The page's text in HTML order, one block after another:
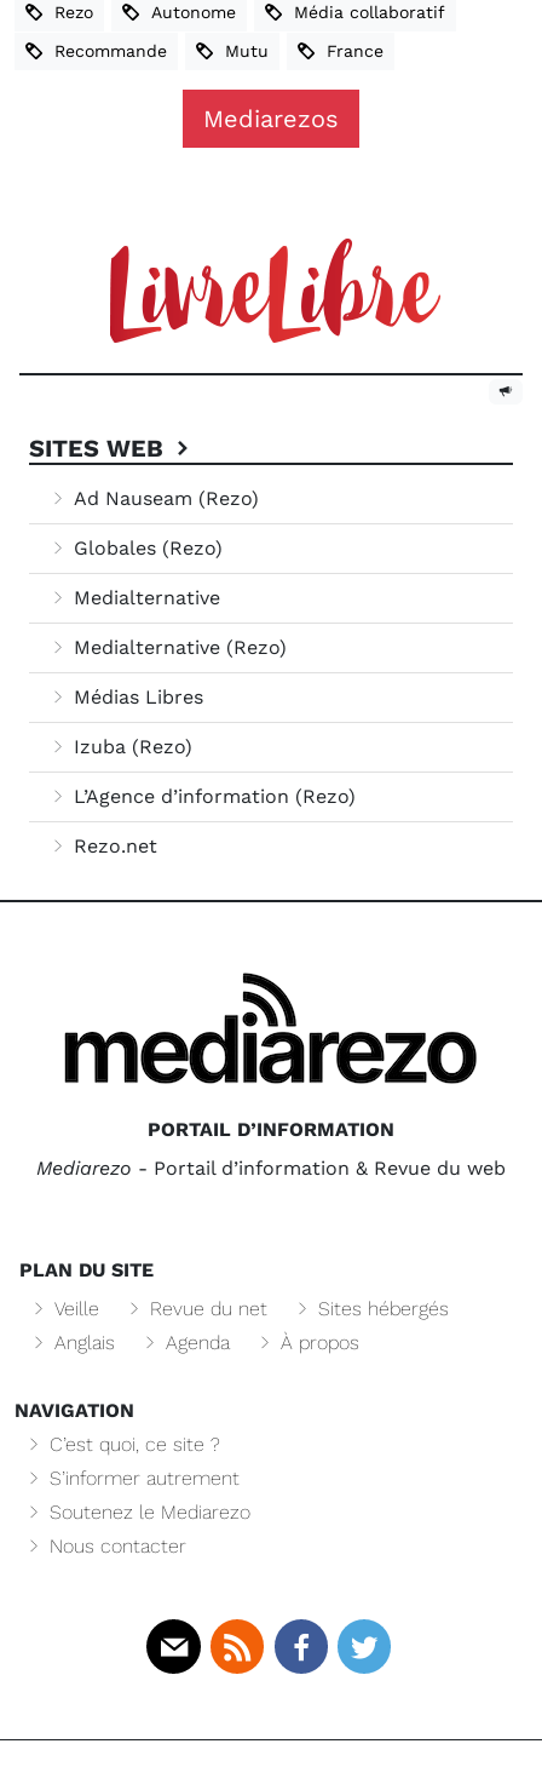
Rezo Autonome Média collaboratif
Recommande Mutu France
Mediarezos
SITES WEB
Ad Nauseam (Rezo)
Globales (Rezo)
Medialternative
Medialternative (Rezo)
Médias Libres
Izuba (Rezo)
L’Agence d’information (Rezo)
Rezo.net
PORTAIL D’INFORMATION
Mediarezo - Portail d’information & Revue du web
PLAN DU SITE
Veille
Revue du net
Sites hébergés
Anglais
Agenda À propos
NAVIGATION
C’est quoi, ce site ?
S’informer autrement
Soutenez le Mediarezo
Nous contacter